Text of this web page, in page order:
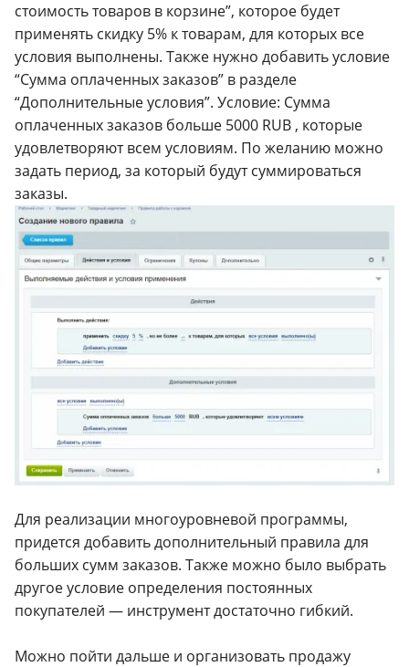
стоимость товаров в корзине”, которое будет
применять скидку 5% к товарам, для которых все
условия выполнены. Также нужно добавить условие
“Сумма оплаченных заказов” в разделе
“Дополнительные условия”. Условие: Сумма
оплаченных заказов больше 5000 RUB , которые
удовлетворяют всем условиям. По желанию можно
задать период, за который будут суммироваться
заказы.
Для реализации многоуровневой программы,
придется добавить дополнительный правила для
больших сумм заказов. Также можно было выбрать
другое условие определения постоянных
покупателей — инструмент достаточно гибкий.
Можно пойти дальше и организовать продажу